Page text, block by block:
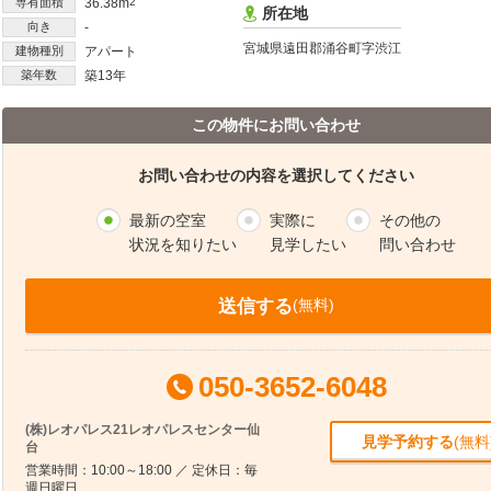
36.38m
向き -
建物種別 アパート
築年数 築13年
所在地
宮城県遠田郡涌谷町字渋江
この物件にお問い合わせ
お問い合わせの内容を選択してください
最新の空室
状況を知りたい
実際に
見学したい
その他の
問い合わせ
送信する(無料)
050-3652-6048
(株)レオパレス21レオパレスセンター仙
台
営業時間：10:00～18:00 ／ 定休日：毎
週日曜日
見学予約する(無